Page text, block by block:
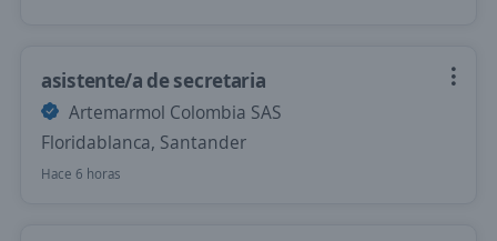
asistente/a de secretaria
Artemarmol Colombia SAS
Floridablanca, Santander
Hace 6 horas